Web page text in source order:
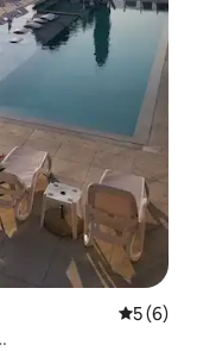
5 (6)